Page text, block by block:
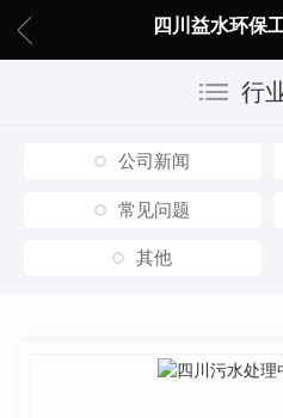
四川益水环保
行
公司新闻
常见问题
其他